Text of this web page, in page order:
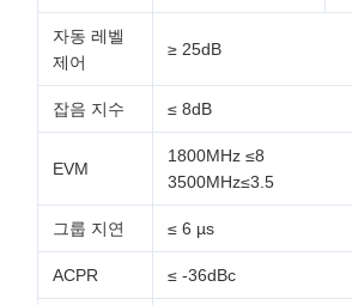
자동 레벨
제어
≥ 25dB
잡음 지수 ≤ 8dB
EVM
1800MHz ≤8
3500MHz≤3.5
그룹 지연 ≤ 6 µs
ACPR ≤ -36dBc